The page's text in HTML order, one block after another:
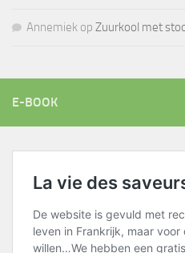
Annemiek op Zuurkool met
E-BOOK